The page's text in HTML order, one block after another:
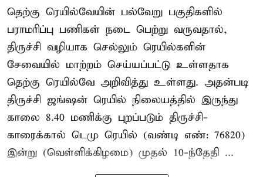
தெற்கு ரெயில்வேயின் பல்வேறு பகுதிகளில்
பராமரிப்பு பணிகள் நடை பெற்று வருவதால்,
திருச்சி வழியாக செல்லும் ரெயில்களின்
சேவையில் மாற்றம் செய்யப்பட்டு உள்ளதாக
தெற்கு ரெயில்வே அறிவித்து உள்ளது. அதன்படி
திருச்சி ஜங்ஷன் ரெயில் நிலையத்தில் இருந்து
காலை 8.40 மணிக்கு புறப்படும் திருச்சி-
காரைக்கால் டெமு ரெயில் (வண்டி எண்: 76820)
இன்று (வெள்ளிக்கிழமை) முதல் 10-ந்தேதி ...